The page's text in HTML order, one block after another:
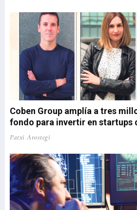
ecosistema tecnológico cada vez
como el actual, ¿cuáles son las
en la gestión del talento?Hoy el
cosa del área de Personas. Es
como el nuestro, la diferencia no
tecnología, sino lo rápido que eres
desarrollar a tu gente. Estamos
puestos a pensar en habilidades.
‘qué eres’ o el puesto que o...
Coben Group amplía a tres
fondo para invertir en startups
Patxi Arostegi